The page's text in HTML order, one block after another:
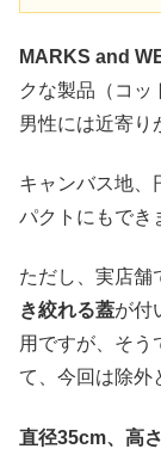
MARKS and
クな製品（コッ
男性には近寄り
キャンバス地
パクトにもでき
ただし、実店舗
き絞れる蓋が付
用ですが、そう
て、今回は除外
直径35cm、高